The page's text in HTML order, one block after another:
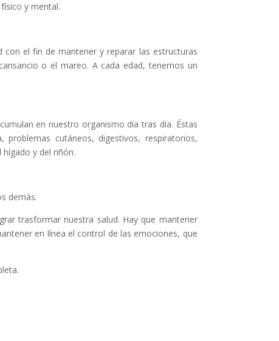
y mental.
el fin de mantener y reparar las estructuras
o el mareo. A cada edad, tenemos un
en nuestro organismo día tras día. Éstas
cutáneos, digestivos, respiratorios,
y del riñón.
demás.
trasformar nuestra salud. Hay que mantener
en línea el control de las emociones, que